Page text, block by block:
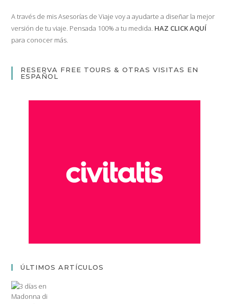
A través de mis Asesorías de Viaje voy a ayudarte a diseñar la mejor
versión de tu viaje. Pensada 100% a tu medida. HAZ CLICK AQUÍ
para conocer más.
RESERVA FREE TOURS & OTRAS VISITAS EN
ESPAÑOL
ÚLTIMOS ARTÍCULOS